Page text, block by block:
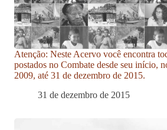
Atenção: Neste Acervo você encontra
postados no Combate desde seu início,
2009, até 31 de dezembro de 2015.
31 de dezembro de 2015